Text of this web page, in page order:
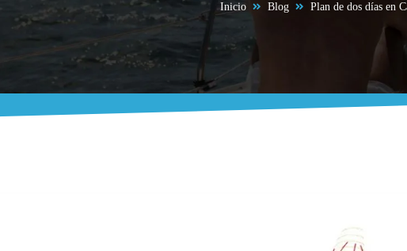
Inicio Blog Plan de dos días en